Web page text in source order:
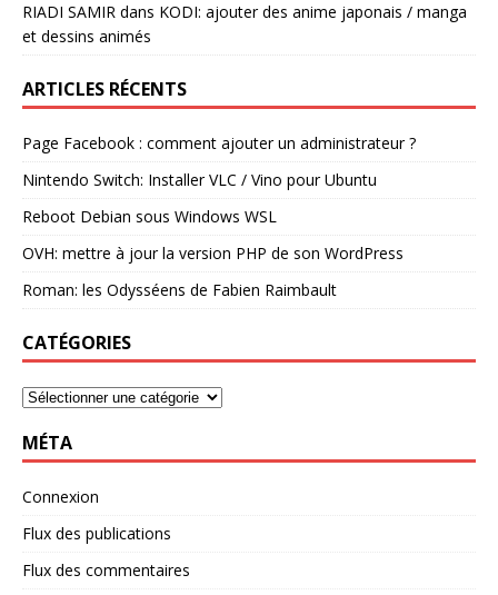
RIADI SAMIR dans KODI: ajouter des anime japonais / manga
et dessins animés
ARTICLES RÉCENTS
Page Facebook : comment ajouter un administrateur ?
Nintendo Switch: Installer VLC / Vino pour Ubuntu
Reboot Debian sous Windows WSL
OVH: mettre à jour la version PHP de son WordPress
Roman: les Odysséens de Fabien Raimbault
CATÉGORIES
MÉTA
Connexion
Flux des publications
Flux des commentaires